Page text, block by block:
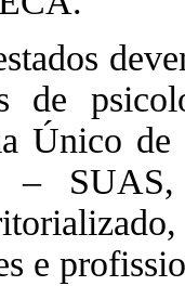
de
Único
–
e